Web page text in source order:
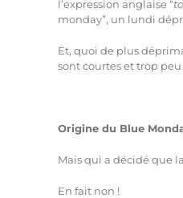
l’expression anglaise “
monday”, un lundi
Et, quoi de plus
sont courtes et trop
Origine du Blue
Mais qui a décidé que
En fait non !